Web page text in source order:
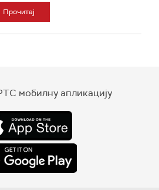
Прочитај
мобилну апликацију